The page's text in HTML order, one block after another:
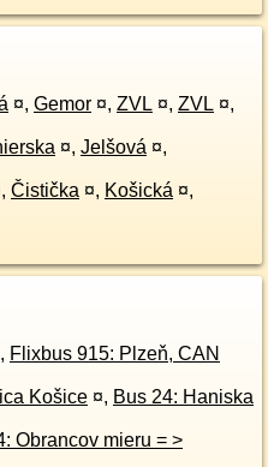
¤, Gemor ¤, ZVL ¤, ZVL ¤,
¤, Jelšová ¤,
, Čistička ¤, Košická ¤,
, Flixbus 915: Plzeň, CAN
Košice ¤, Bus 24: Haniska
Obrancov mieru = >